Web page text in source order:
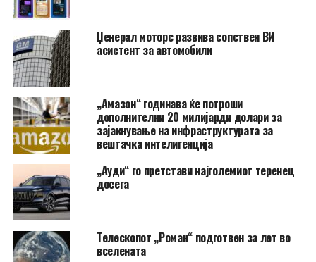
Џенерал моторс развива сопствен ВИ
асистент за автомобили
„Амазон“ годинава ќе потроши
дополнителни 20 милијарди долари за
зајакнување на инфраструктурата за
вештачка интелигенција
„Ауди“ го претстави најголемиот теренец
досега
Телескопот „Роман“ подготвен за лет во
вселената